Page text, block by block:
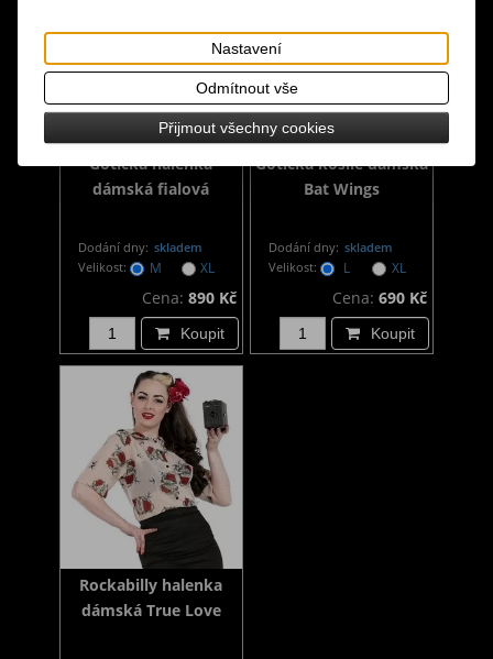
Gotická halenka
dámská fialová
Dodání dny: skladem
Velikost:
M XL
Cena: 890 Kč
Koupit
Gotická košile dámská
Bat Wings
Dodání dny: skladem
Velikost:
L XL
Cena: 690 Kč
Koupit
Rockabilly halenka
dámská True Love
Nastavení
Odmítnout vše
Přijmout všechny cookies